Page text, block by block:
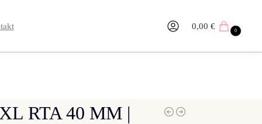
0,00 € 0
RTA 40 MM |